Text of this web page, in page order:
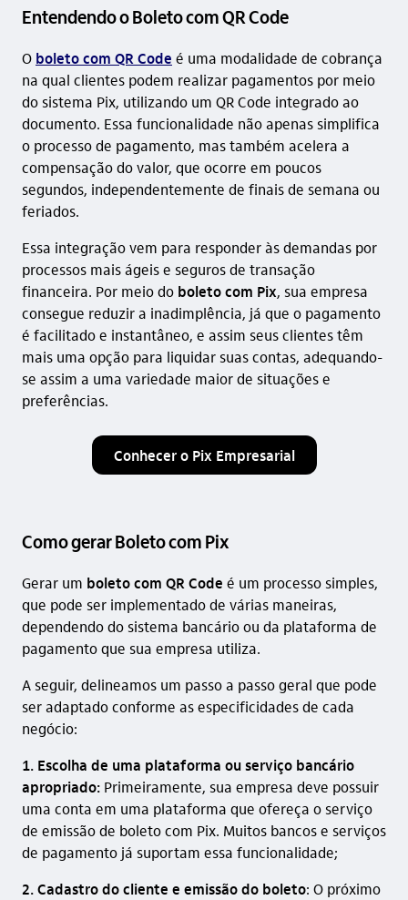
Entendendo o Boleto com QR Code
O boleto com QR Code é uma modalidade de cobrança
na qual clientes podem realizar pagamentos por meio
do sistema Pix, utilizando um QR Code integrado ao
documento. Essa funcionalidade não apenas simplifica
o processo de pagamento, mas também acelera a
compensação do valor, que ocorre em poucos
segundos, independentemente de finais de semana ou
feriados.
Essa integração vem para responder às demandas por
processos mais ágeis e seguros de transação
financeira. Por meio do boleto com Pix, sua empresa
consegue reduzir a inadimplência, já que o pagamento
é facilitado e instantâneo, e assim seus clientes têm
mais uma opção para liquidar suas contas, adequando-
se assim a uma variedade maior de situações e
preferências.
Conhecer o Pix Empresarial
Como gerar Boleto com Pix
Gerar um boleto com QR Code é um processo simples,
que pode ser implementado de várias maneiras,
dependendo do sistema bancário ou da plataforma de
pagamento que sua empresa utiliza.
A seguir, delineamos um passo a passo geral que pode
ser adaptado conforme as especificidades de cada
negócio:
1. Escolha de uma plataforma ou serviço bancário
apropriado: Primeiramente, sua empresa deve possuir
uma conta em uma plataforma que ofereça o serviço
de emissão de boleto com Pix. Muitos bancos e serviços
de pagamento já suportam essa funcionalidade;
2. Cadastro do cliente e emissão do boleto: O próximo